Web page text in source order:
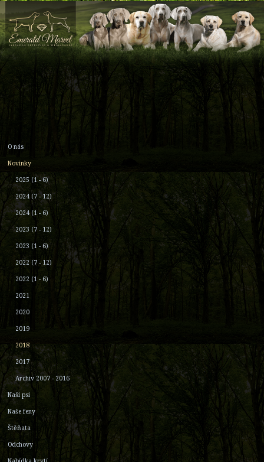
O nás
Novinky
2025 (1 - 6)
2024 (7 - 12)
2024 (1 - 6)
2023 (7 - 12)
2023 (1 - 6)
2022 (7 - 12)
2022 (1 - 6)
2021
2020
2019
2018
2017
Archiv 2007 - 2016
Naši psi
Naše feny
Štěňata
Odchovy